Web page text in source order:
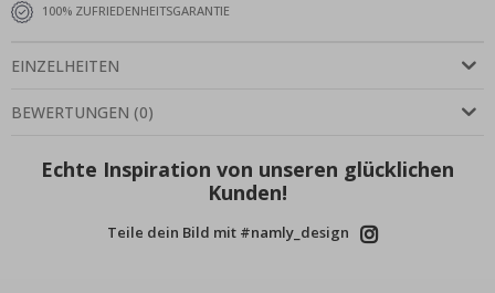
100% ZUFRIEDENHEITSGARANTIE
EINZELHEITEN
BEWERTUNGEN (0)
Echte Inspiration von unseren glücklichen
Kunden!
Teile dein Bild mit #namly_design